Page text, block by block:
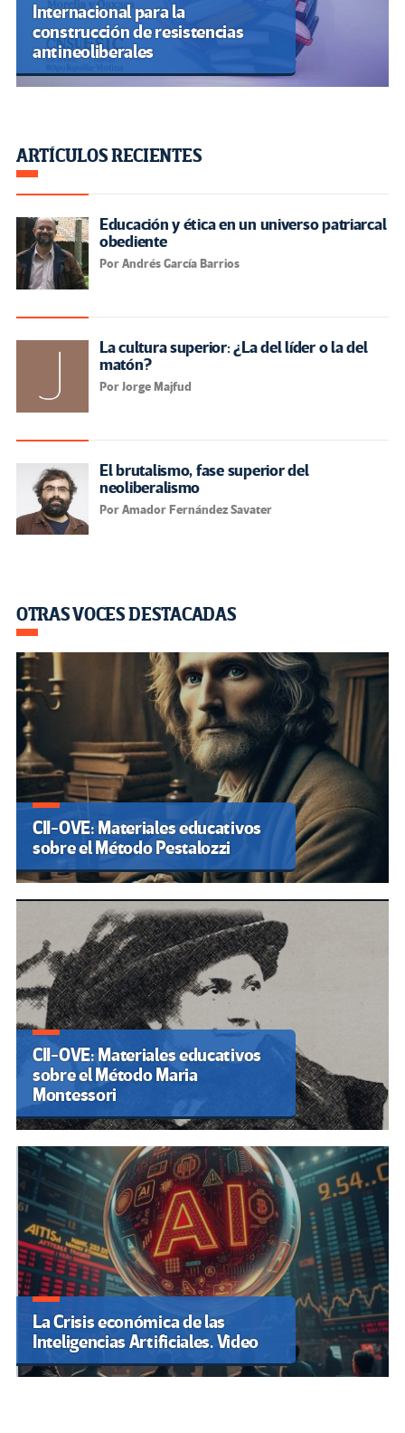
Internacional para la
construcción de resistencias
antineoliberales
ARTÍCULOS RECIENTES
Educación y ética en un universo patriarcal
obediente
Por Andrés García Barrios
La cultura superior: ¿La del líder o la del
matón?
Por Jorge Majfud
El brutalismo, fase superior del
neoliberalismo
Por Amador Fernández Savater
OTRAS VOCES DESTACADAS
CII-OVE: Materiales educativos
sobre el Método Pestalozzi
CII-OVE: Materiales educativos
sobre el Método Maria
Montessori
La Crisis económica de las
Inteligencias Artificiales. Video